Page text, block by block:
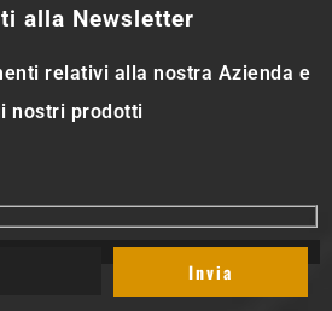
alla Newsletter
relativi alla nostra Azienda e
nostri prodotti